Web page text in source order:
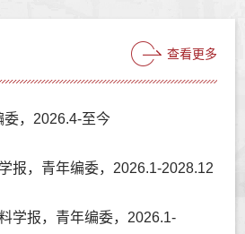
查看更多
委，2026.4-至今
报，青年编委，2026.1-2028.12
学报，青年编委，2026.1-